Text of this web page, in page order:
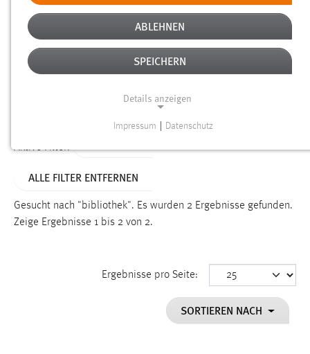
Erstellungsdatum
Alter
Aktive Filter:
ALLE FILTER ENTFERNEN
Gesucht nach "bibliothek". Es wurden 2 Ergebnisse gefunden.
Zeige Ergebnisse 1 bis 2 von 2.
Ergebnisse pro Seite:
SORTIEREN NACH
ABLEHNEN
SPEICHERN
Details anzeigen
Funktionen und sind für die einwandfreie Funktion der
Einverständnis
cookie_consent
Dieser Cookie speichert die ausgewählten Einverständnis-
Impressum Datenschutz